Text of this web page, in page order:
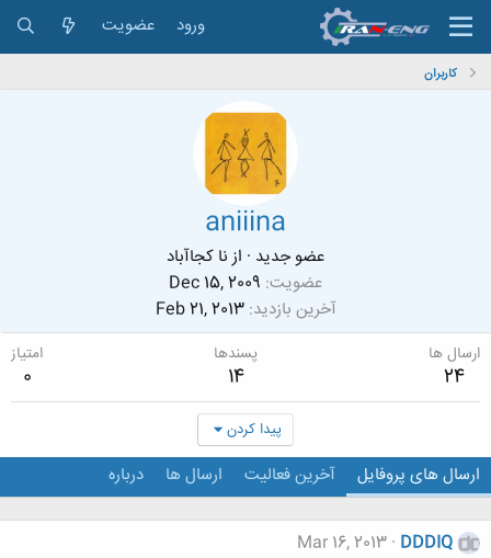
ورود عضویت
کاربران
aniiina
عضو جدید · از نا کجاآباد
عضویت Dec 15, 2009
آخرین بازدید Feb 21, 2013
ارسال ها
24
پسندها
14
امتیاز
0
پیدا کردن
ارسال های پروفایل آخرین فعالیت ارسال ها درباره
DDDIQ
Mar 16, 2013